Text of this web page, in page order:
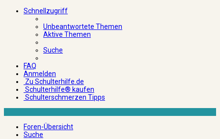
Schnellzugriff
Unbeantwortete Themen
Aktive Themen
Suche
FAQ
Anmelden
Zu Schulterhilfe.de
Schulterhilfe® kaufen
Schulterschmerzen Tipps
Foren-Übersicht
Suche